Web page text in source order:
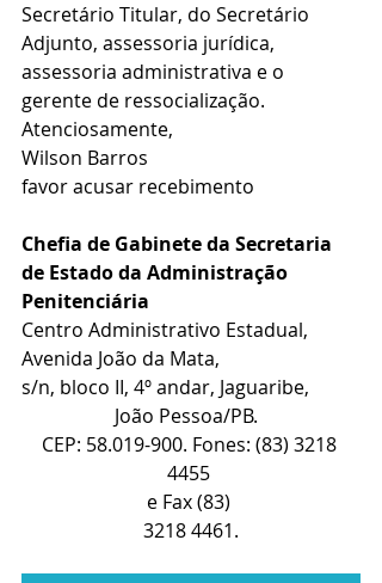
Secretário Titular, do Secretário
Adjunto, assessoria jurídica,
assessoria administrativa e o
gerente de ressocialização.
Atenciosamente,
Wilson Barros
favor acusar recebimento
Chefia de Gabinete da Secretaria
de Estado da Administração
Penitenciária
Centro Administrativo Estadual,
Avenida João da Mata,
s/n, bloco II, 4º andar, Jaguaribe,
João Pessoa/PB.
CEP: 58.019-900. Fones: (83) 3218
4455
e Fax (83)
3218 4461.